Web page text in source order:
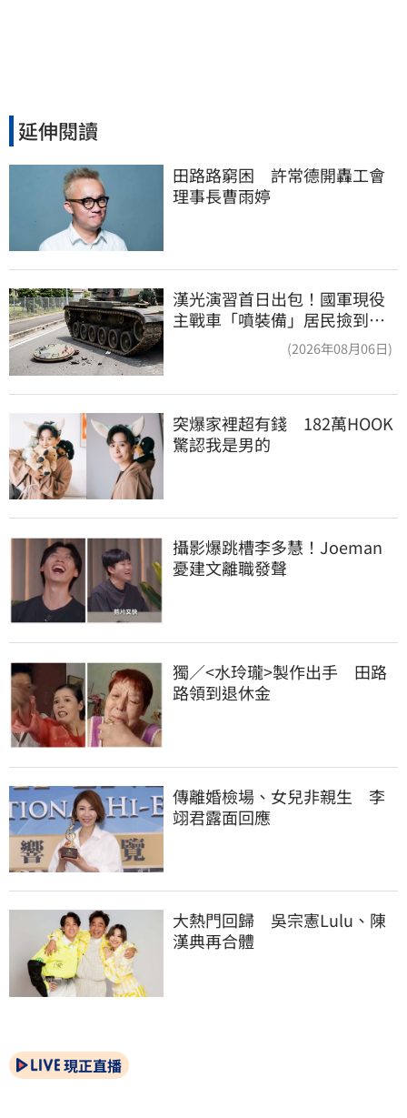
延伸閱讀
田路路窮困　許常德開轟工會
理事長曹雨婷
漢光演習首日出包！國軍現役
主戰車「噴裝備」居民撿到零
(2026年08月06日)
突爆家裡超有錢　182萬HOOK
驚認我是男的
攝影爆跳槽李多慧！Joeman
憂建文離職發聲
獨／<水玲瓏>製作出手　田路
路領到退休金
傳離婚檢場、女兒非親生　李
翊君露面回應
大熱門回歸　吳宗憲Lulu、陳
漢典再合體
現正直播